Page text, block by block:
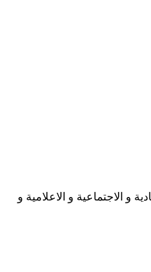
الاجتماعية و الاعلامية و